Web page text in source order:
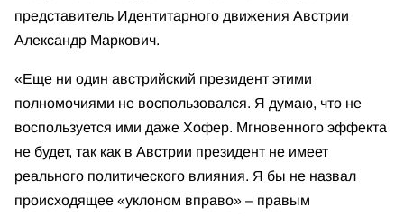
представитель Идентитарного движения Австрии
Александр Маркович.
«Еще ни один австрийский президент этими
полномочиями не воспользовался. Я думаю, что не
воспользуется ими даже Хофер. Мгновенного эффекта
не будет, так как в Австрии президент не имеет
реального политического влияния. Я бы не назвал
происходящее «уклоном вправо» – правым